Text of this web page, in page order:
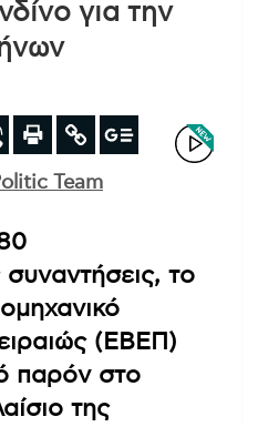
για την
Team
συναντήσεις, το
(ΕΒΕΠ)
παρόν στο
της